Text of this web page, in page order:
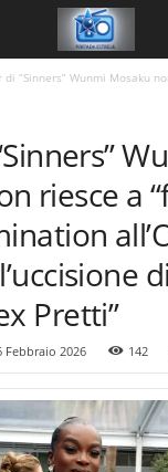
di “Sinners” Wunmi Mosaku
riesce a
Pretti”
Febbraio 2026 142